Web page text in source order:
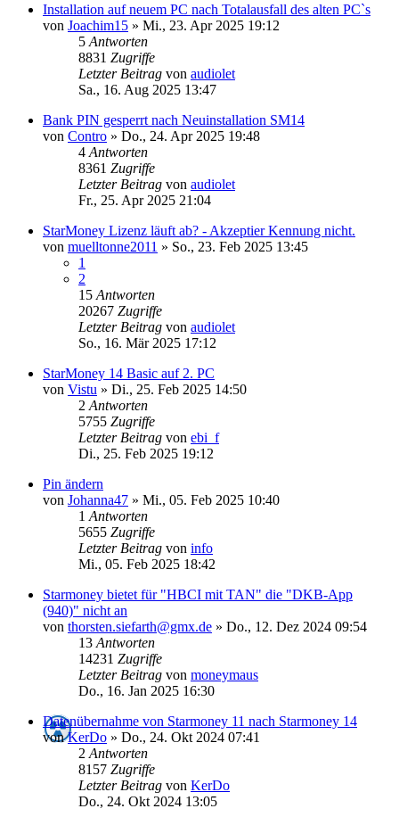
Installation auf neuem PC nach Totalausfall des alten PC`s
von Joachim15 » Mi., 23. Apr 2025 19:12
5 Antworten
8831 Zugriffe
Letzter Beitrag von audiolet
Sa., 16. Aug 2025 13:47
Bank PIN gesperrt nach Neuinstallation SM14
von Contro » Do., 24. Apr 2025 19:48
4 Antworten
8361 Zugriffe
Letzter Beitrag von audiolet
Fr., 25. Apr 2025 21:04
StarMoney Lizenz läuft ab? - Akzeptier Kennung nicht.
von muelltonne2011 » So., 23. Feb 2025 13:45
1
2
15 Antworten
20267 Zugriffe
Letzter Beitrag von audiolet
So., 16. Mär 2025 17:12
StarMoney 14 Basic auf 2. PC
von Vistu » Di., 25. Feb 2025 14:50
2 Antworten
5755 Zugriffe
Letzter Beitrag von ebi_f
Di., 25. Feb 2025 19:12
Pin ändern
von Johanna47 » Mi., 05. Feb 2025 10:40
1 Antworten
5655 Zugriffe
Letzter Beitrag von info
Mi., 05. Feb 2025 18:42
Starmoney bietet für "HBCI mit TAN" die "DKB-App
(940)" nicht an
von thorsten.siefarth@gmx.de » Do., 12. Dez 2024 09:54
13 Antworten
14231 Zugriffe
Letzter Beitrag von moneymaus
Do., 16. Jan 2025 16:30
Datenübernahme von Starmoney 11 nach Starmoney 14
vonKerDo » Do., 24. Okt 2024 07:41
2 Antworten
8157 Zugriffe
Letzter Beitrag von KerDo
Do., 24. Okt 2024 13:05